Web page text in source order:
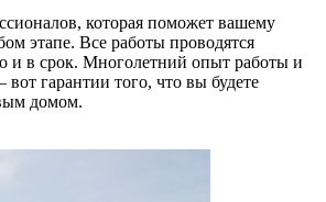
которая поможет вашему
этапе. Все работы проводятся
и в срок. Многолетний опыт работы и
вот гарантии того, что вы будете
домом.